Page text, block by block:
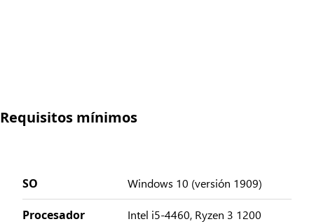
Requisitos mínimos
SO Windows 10 (versión 1909)
Procesador Intel i5-4460, Ryzen 3 1200